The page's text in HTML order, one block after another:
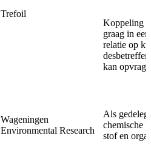
Trefoil
Koppeling
graag in
relatie op
kan
Wageningen
Environmental Research
Als
chemische
stof en